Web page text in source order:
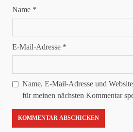
Name *
E-Mail-Adresse *
Name, E-Mail-Adresse und
für meinen nächsten Kommentar